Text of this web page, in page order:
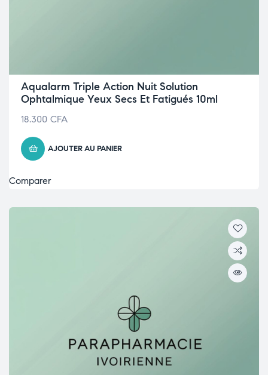
Aqualarm Triple Action Nuit Solution
Ophtalmique Yeux Secs Et Fatigués 10ml
18.300 CFA
AJOUTER AU PANIER
Comparer